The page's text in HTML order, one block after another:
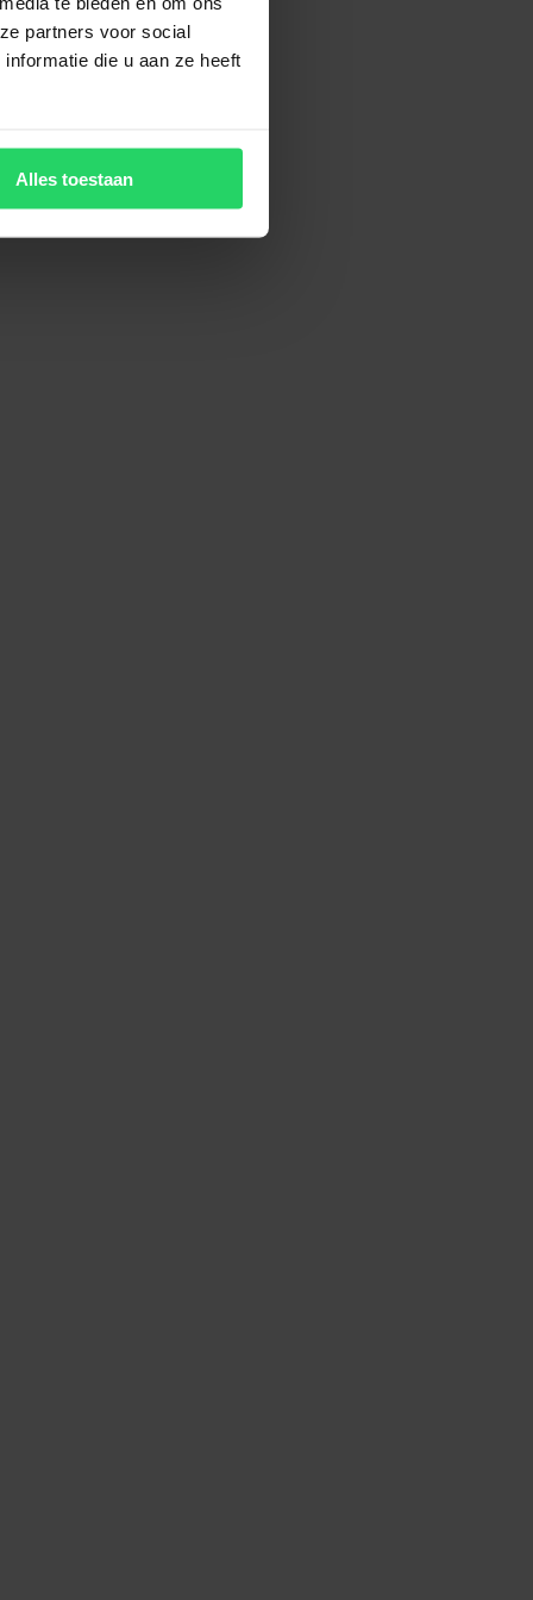
partners voor social
die u aan ze heeft
Alles toestaan